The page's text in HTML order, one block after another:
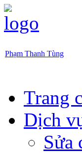
Trang
Dịch
Sửa
Phạm Thanh Tùng